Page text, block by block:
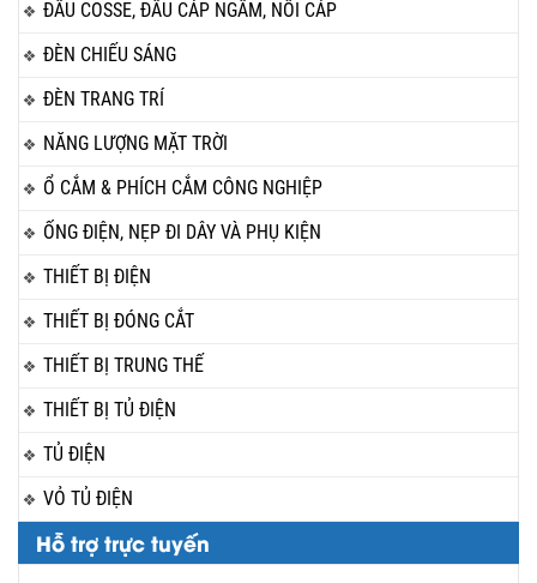
ĐẦU COSSE, ĐẦU CÁP NGẦM, NỐI CÁP
ĐÈN CHIẾU SÁNG
ĐÈN TRANG TRÍ
NĂNG LƯỢNG MẶT TRỜI
Ổ CẮM & PHÍCH CẮM CÔNG NGHIỆP
ỐNG ĐIỆN, NẸP ĐI DÂY VÀ PHỤ KIỆN
THIẾT BỊ ĐIỆN
THIẾT BỊ ĐÓNG CẮT
THIẾT BỊ TRUNG THẾ
THIẾT BỊ TỦ ĐIỆN
TỦ ĐIỆN
VỎ TỦ ĐIỆN
Hỗ trợ trực tuyến